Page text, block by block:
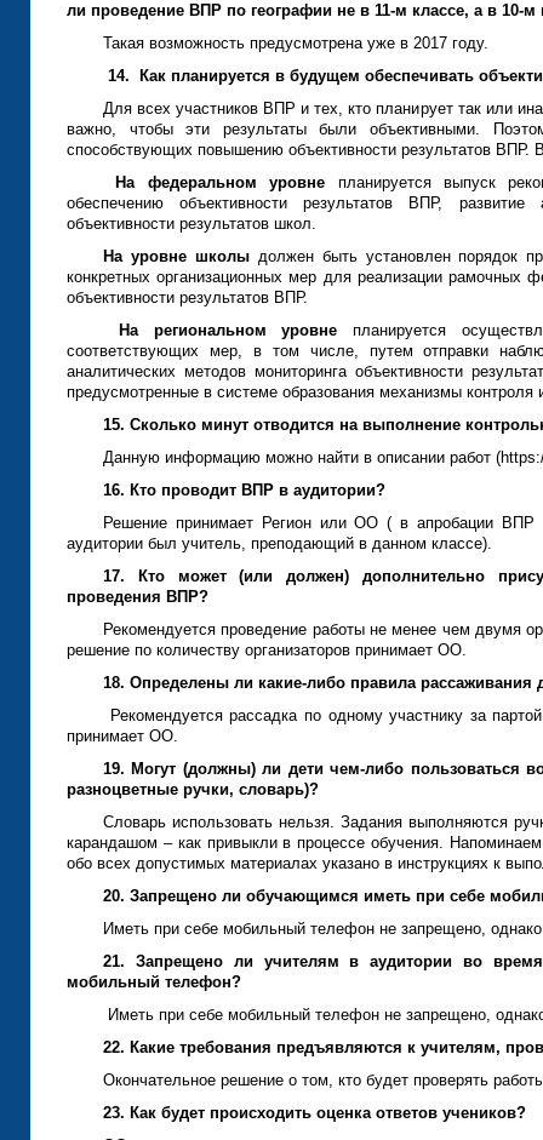
ли проведение ВПР по географии не в 11-м классе, а в 10-м
Такая возможность предусмотрена уже в 2017 году.
14.
Как планируется в будущем обеспечивать
Для всех участников ВПР и тех, кто планирует так или
важно, чтобы эти результаты были объективными.
способствующих повышению объективности результатов ВПР.
На федеральном уровне планируется выпуск
обеспечению объективности результатов ВПР, развитие
объективности результатов школ.
На уровне школыдолжен быть установлен порядок
конкретных организационных мер для реализации рамочных
объективности результатов ВПР.
На региональном уровне планируется
соответствующих мер, в том числе, путем отправки
аналитических методов мониторинга объективности
предусмотренные в системе образования механизмы контроля
15. Сколько минут отводится на выполнение
Данную информацию можно найти в описании работ
16. Кто проводит ВПР в аудитории?
Решение принимает Регион или ОО ( в апробации ВПР
аудитории был учитель, преподающий в данном классе).
17. Кто может (или должен) дополнительно
проведения ВПР?
Рекомендуется проведение работы не менее чем двумя
решение по количеству организаторов принимает ОО.
18. Определены ли какие-либо правила рассаживания
Рекомендуется рассадка по одному участнику за
принимает ОО.
19. Могут (должны) ли дети чем-либо пользоваться
разноцветные ручки, словарь)?
Словарь использовать нельзя. Задания выполняются
карандашом – как привыкли в процессе обучения.
обо всех допустимых материалах указано в инструкциях к
20. Запрещено ли обучающимся иметь при себе
Иметь при себе мобильный телефон не запрещено,
21. Запрещено ли учителям в аудитории во
мобильный телефон?
Иметь при себе мобильный телефон не запрещено,
22. Какие требования предъявляются к учителям,
Окончательное решение о том, кто будет проверять
23. Как будет происходить оценка ответов учеников?